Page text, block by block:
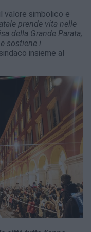
valore simbolico e
prende vita nelle
della Grande Parata,
sostiene i
insieme al